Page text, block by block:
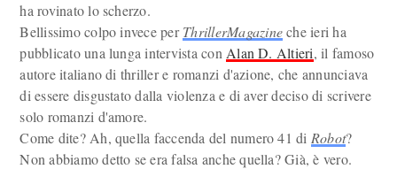
ha rovinato lo scherzo.
Bellissimo colpo invece perThrillerMagazineche ieri ha
pubblicato una lunga intervista con Alan D. Altieri, il famoso
autore italiano di thriller e romanzi d'azione, che annunciava
di essere disgustato dalla violenza e di aver deciso di scrivere
solo romanzi d'amore.
Come dite? Ah, quella faccenda del numero 41 di Robot?
Non abbiamo detto se era falsa anche quella? Già, è vero.